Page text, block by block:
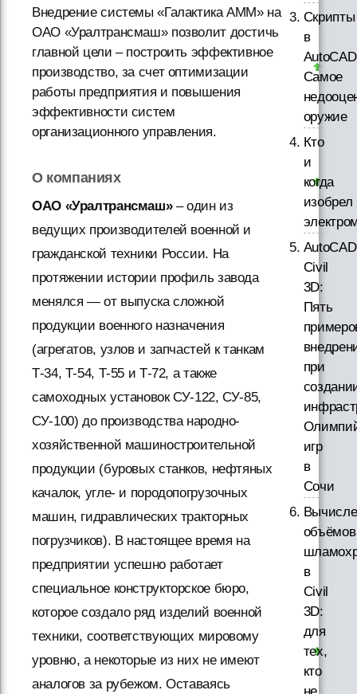
Внедрение системы «Галактика АММ» на
ОАО «Уралтрансмаш» позволит достичь
главной цели – построить эффективное
производство, за счет оптимизации
работы предприятия и повышения
эффективности систем
организационного управления.
О компаниях
ОАО «Уралтрансмаш»– один из
ведущих производителей военной и
гражданской техники России. На
протяжении истории профиль завода
менялся — от выпуска сложной
продукции военного назначения
(агрегатов, узлов и запчастей к танкам
Т-34, Т-54, Т-55 и Т-72, а также
самоходных установок СУ-122, СУ-85,
СУ-100) до производства народно-
хозяйственной машиностроительной
продукции (буровых станков, нефтяных
качалок, угле- и породопогрузочных
машин, гидравлических тракторных
погрузчиков). В настоящее время на
предприятии успешно работает
специальное конструкторское бюро,
которое создало ряд изделий военной
техники, соответствующих мировому
уровню, а некоторые из них не имеют
аналогов за рубежом. Оставаясь
Скрипты
в
Самое
оружие
Кто
и
когда
изобрел
AutoCAD
Civil
3D:
Пять
при
игр
в
Сочи
объёмов
в
Civil
3D:
для
тех,
кто